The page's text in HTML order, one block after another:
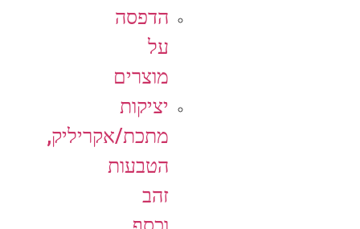
הדפסה
על
מוצרים
יציקות
מתכת/אקריליק,
הטבעות
זהב